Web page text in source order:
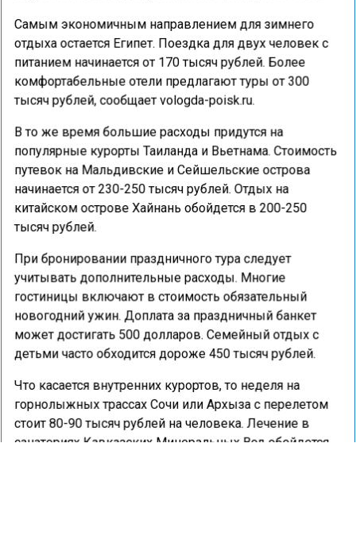
Самым экономичным направлением для зимнего
отдыха остается Египет. Поездка для двух человек с
питанием начинается от 170 тысяч рублей. Более
комфортабельные отели предлагают туры от 300
тысяч рублей, сообщает vologda-poisk.ru.
В то же время большие расходы придутся на
популярные курорты Таиланда и Вьетнама. Стоимость
путевок на Мальдивские и Сейшельские острова
начинается от 230-250 тысяч рублей. Отдых на
китайском острове Хайнань обойдется в 200-250
тысяч рублей.
При бронировании праздничного тура следует
учитывать дополнительные расходы. Многие
гостиницы включают в стоимость обязательный
новогодний ужин. Доплата за праздничный банкет
может достигать 500 долларов. Семейный отдых с
детьми часто обходится дороже 450 тысяч рублей.
Что касается внутренних курортов, то неделя на
горнолыжных трассах Сочи или Архыза с перелетом
стоит 80-90 тысяч рублей на человека. Лечение в
санаториях Кавказских Минеральных Вод обойдется